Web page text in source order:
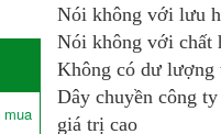
Nói không với lưu
Nói không với chất
Không có dư lượng
Dây chuyền công
giá trị cao